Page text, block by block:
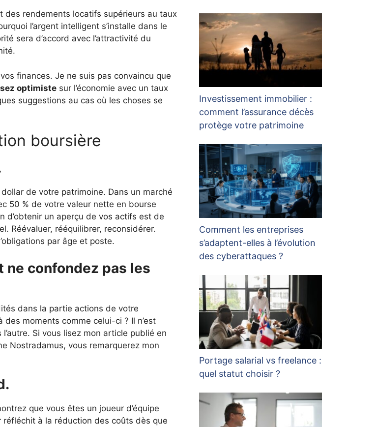
des rendements locatifs supérieurs au taux
l’argent intelligent s’installe dans le
sera d’accord avec l’attractivité du
finances. Je ne suis pas convaincu que
optimiste sur l’économie avec un taux
suggestions au cas où les choses se
boursière
de votre patrimoine. Dans un marché
50 % de votre valeur nette en bourse
d’obtenir un aperçu de vos actifs est de
Réévaluer, rééquilibrer, reconsidérer.
par âge et poste.
ne confondez pas les
dans la partie actions de votre
moments comme celui-ci ? Il n’est
Si vous lisez mon article publié en
Nostradamus, vous remarquerez mon
que vous êtes un joueur d’équipe
à la réduction des coûts dès que
Investissement immobilier :
comment l’assurance décès
protège votre patrimoine
Comment les entreprises
s’adaptent-elles à l’évolution
des cyberattaques ?
Portage salarial vs freelance :
quel statut choisir ?